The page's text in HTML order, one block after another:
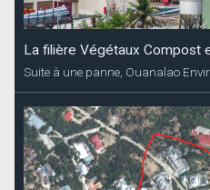
La filière Végétaux Compost
Suite à une panne, Ouanalao